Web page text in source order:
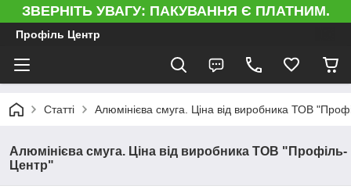
ЗВЕРНІТЬ УВАГУ: ПАКУВАННЯ Є ПЛАТНИМ.
Профіль Центр
Статті Алюмінієва смуга. Ціна від виробника ТОВ
Алюмінієва смуга. Ціна від виробника ТОВ "Профіль-
Центр"